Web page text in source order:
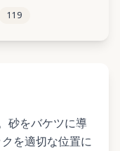
135
119
砂をバケツに導
を適切な位置に